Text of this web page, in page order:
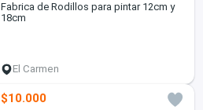
Fabrica de Rodillos para pintar 12cm y
18cm
El Carmen
$10.000